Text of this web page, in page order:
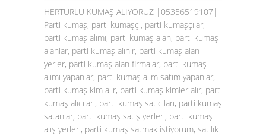
HERTÜRLÜ KUMAŞ ALIYORUZ |05356519107|
Parti kumaş, parti kumaşçı, parti kumaşçılar,
parti kumaş alımı, parti kumaş alan, parti kumaş
alanlar, parti kumaş alınır, parti kumaş alan
yerler, parti kumaş alan firmalar, parti kumaş
alımı yapanlar, parti kumaş alım satım yapanlar,
parti kumaş kim alır, parti kumaş kimler alır, parti
kumaş alıcıları, parti kumaş satıcıları, parti kumaş
satanlar, parti kumaş satış yerleri, parti kumaş
alış yerleri, parti kumaş satmak istiyorum, satılık